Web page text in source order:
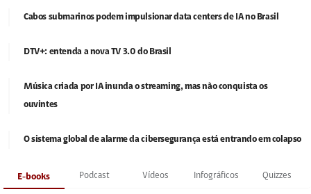
Cabos submarinos podem impulsionar data centers de IA no Brasil
DTV+: entenda a nova TV 3.0 do Brasil
Música criada por IA inunda o streaming, mas não conquista os
ouvintes
O sistema global de alarme da cibersegurança está entrando em colapso
E-books Podcast Vídeos Infográficos Quizzes